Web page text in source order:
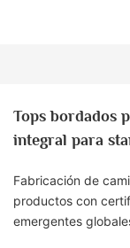
Tops bordados
integral para
Fabricación de
productos con
emergentes